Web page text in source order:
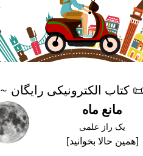
کتاب الکترونیکی رایگان ~
مانع ماه
یک راز علمی
[همین حالا بخوانید]